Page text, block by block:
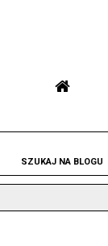
SZUKAJ NA BLOGU